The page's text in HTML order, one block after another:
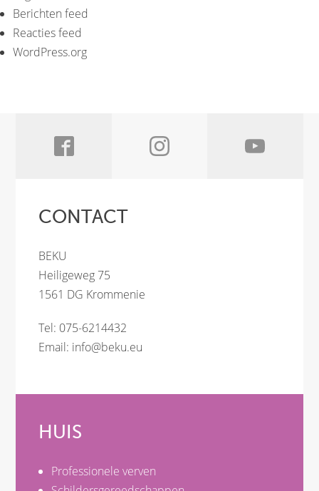
Berichten feed
Reacties feed
WordPress.org
CONTACT
BEKU
Heiligeweg 75
1561 DG Krommenie
Tel: 075-6214432
Email: info@beku.eu
HUIS
Professionele verven